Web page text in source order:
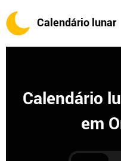
Calendário lunar
Calendário
em